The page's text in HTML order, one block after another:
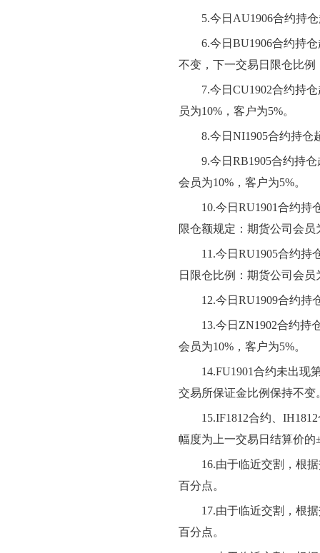
5.今日AU1906合约持
6.今日BU1906合约持
不变，下一交易日限仓比例
7.今日CU1902合约持
员为10%，客户为5%。
8.今日NI1905合约持仓
9.今日RB1905合约持
会员为10%，客户为5%。
10.今日RU1901合约持
限仓额规定：期货公司会员
11.今日RU1905合约持
日限仓比例：期货公司会员
12.今日RU1909合约持
13.今日ZN1902合约持
会员为10%，客户为5%。
14.FU1901合约未出现
交易所保证金比例保持不变
15.IF1812合约、
幅度为上一交易日结算价的
16.由于临近交割，根
百分点。
17.由于临近交割，根
百分点。